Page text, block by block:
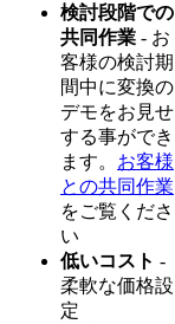
検討段階での
共同作業 - お
客様の検討期
間中に変換の
デモをお見せ
する事ができ
ます。 お客様
との共同作業
をご覧くださ
い
低いコスト -
柔軟な価格設
定